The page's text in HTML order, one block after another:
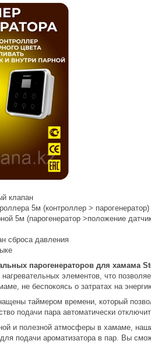
клапан
5м (контроллер > парогенератор)
5м (парогенератор >положение
сброса давления
парогенераторов для хамама
нагревательных элементов, что
не беспокоясь о затратах на
таймером времени, который
подачи пара автоматически
и полезной атмосферы в хамаме,
подачи ароматизатора в пар. Вы